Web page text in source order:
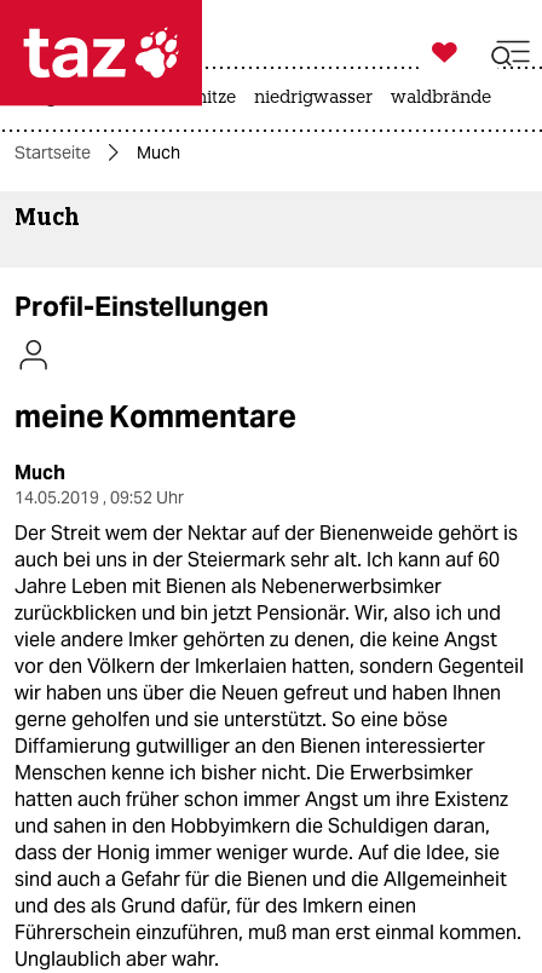

themen
kultur
sport
berlin
nord
wahrheit
verlag
verlag
veranstaltungen
shop
fragen & hilfe
unterstützen

taz zahl ich
hitze niedrigwasser waldbrände
Startseite Much
Much
Profil-Einstellungen
meine Kommentare
Much
14.05.2019 , 09:52 Uhr
Der Streit wem der Nektar auf der Bienenweide gehört is
auch bei uns in der Steiermark sehr alt. Ich kann auf 60
Jahre Leben mit Bienen als Nebenerwerbsimker
zurückblicken und bin jetzt Pensionär. Wir, also ich und
viele andere Imker gehörten zu denen, die keine Angst
vor den Völkern der Imkerlaien hatten, sondern Gegenteil
wir haben uns über die Neuen gefreut und haben Ihnen
gerne geholfen und sie unterstützt. So eine böse
Diffamierung gutwilliger an den Bienen interessierter
Menschen kenne ich bisher nicht. Die Erwerbsimker
hatten auch früher schon immer Angst um ihre Existenz
und sahen in den Hobbyimkern die Schuldigen daran,
dass der Honig immer weniger wurde. Auf die Idee, sie
sind auch a Gefahr für die Bienen und die Allgemeinheit
und des als Grund dafür, für des Imkern einen
Führerschein einzuführen, muß man erst einmal kommen.
Unglaublich aber wahr.